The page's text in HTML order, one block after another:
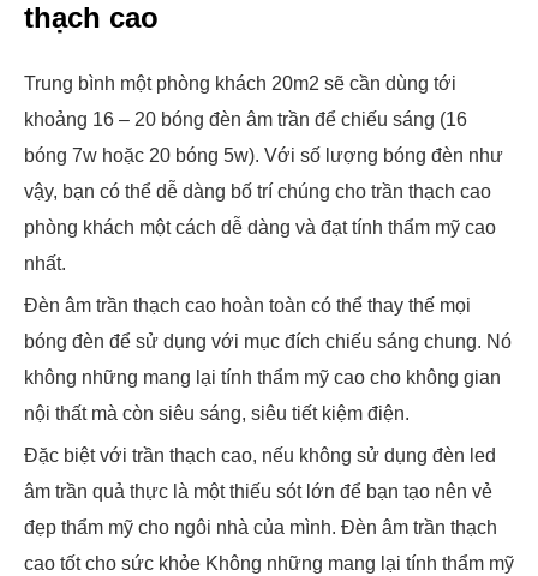
thạch cao
Trung bình một phòng khách 20m2 sẽ cần dùng tới
khoảng 16 – 20 bóng đèn âm trần để chiếu sáng (16
bóng 7w hoặc 20 bóng 5w). Với số lượng bóng đèn như
vậy, bạn có thể dễ dàng bố trí chúng cho trần thạch cao
phòng khách một cách dễ dàng và đạt tính thẩm mỹ cao
nhất.
Đèn âm trần thạch cao hoàn toàn có thể thay thế mọi
bóng đèn để sử dụng với mục đích chiếu sáng chung. Nó
không những mang lại tính thẩm mỹ cao cho không gian
nội thất mà còn siêu sáng, siêu tiết kiệm điện.
Đặc biệt với trần thạch cao, nếu không sử dụng đèn led
âm trần quả thực là một thiếu sót lớn để bạn tạo nên vẻ
đẹp thẩm mỹ cho ngôi nhà của mình. Đèn âm trần thạch
cao tốt cho sức khỏe Không những mang lại tính thẩm mỹ